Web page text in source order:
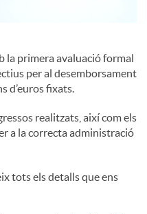
la primera avaluació formal
per al desemborsament
d’euros fixats.
realitzats, així com els
a la correcta administració
tots els detalls que ens